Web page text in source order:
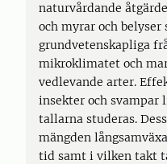
naturvårdande
och myrar och
grundvetenskapliga
mikroklimatet och
vedlevande arter.
insekter och svampar
tallarna studeras.
mängden
tid samt i vilken takt